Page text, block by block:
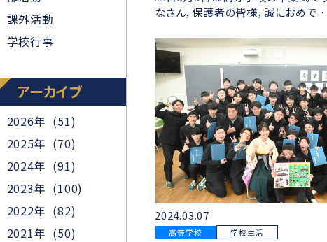
課外活動
学校行事
アーカイブ
2026年 (51)
2025年 (70)
2024年 (91)
2023年 (100)
2022年 (82)
2021年 (50)
なさん，保護者の皆様，誠におめで…
2024.03.07
高等学校 学校生活